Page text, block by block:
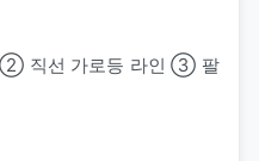
② 직선 가로등 라인 ③ 팔